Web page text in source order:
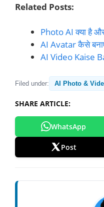
Related Posts:
Photo AI क्या है
AI Avatar कैसे
AI Video Kaise
Filed under: AI Photo &
SHARE ARTICLE:
WhatsApp
Post